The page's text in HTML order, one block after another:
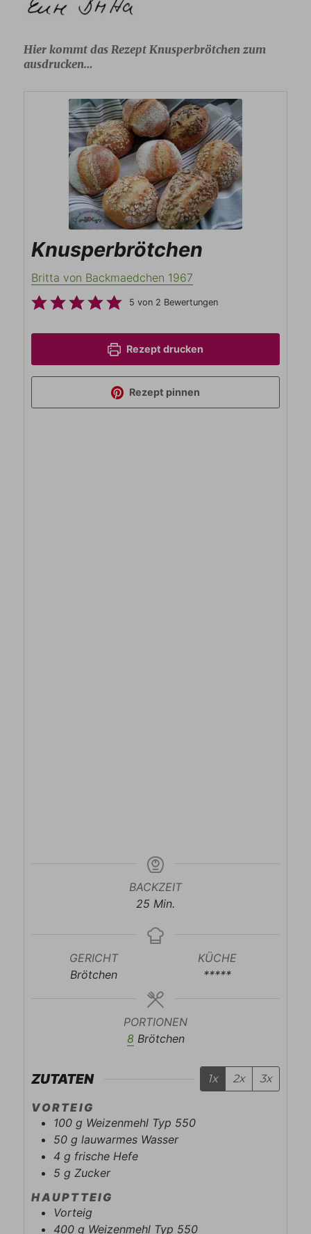
Hier kommt das Rezept Knusperbrötchen zum
ausdrucken…
Knusperbrötchen
Britta von Backmaedchen 1967
5 von 2 Bewertungen
Rezept drucken
Rezept pinnen
BACKZEIT
25Minuten
Min.
GERICHT
Brötchen
KÜCHE
*****
PORTIONEN
8 Brötchen
ZUTATEN 1x 2x 3x
VORTEIG
100 g Weizenmehl Typ 550
50 g lauwarmes Wasser
4 g frische Hefe
5 g Zucker
HAUPTTEIG
Vorteig
400 g Weizenmehl Typ 550